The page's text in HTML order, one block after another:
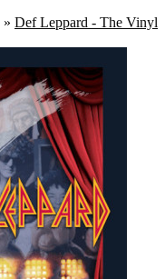
» Def Leppard - The Vinyl